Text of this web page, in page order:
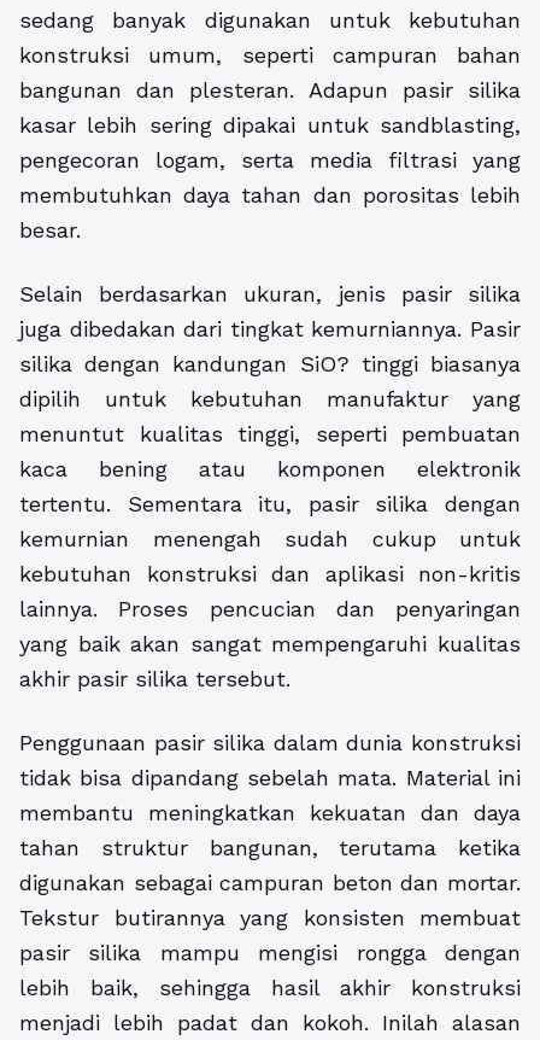
sedang banyak digunakan untuk kebutuhan
konstruksi umum, seperti campuran bahan
bangunan dan plesteran. Adapun pasir silika
kasar lebih sering dipakai untuk sandblasting,
pengecoran logam, serta media filtrasi yang
membutuhkan daya tahan dan porositas lebih
besar.
Selain berdasarkan ukuran, jenis pasir silika
juga dibedakan dari tingkat kemurniannya. Pasir
silika dengan kandungan SiO? tinggi biasanya
dipilih untuk kebutuhan manufaktur yang
menuntut kualitas tinggi, seperti pembuatan
kaca bening atau komponen elektronik
tertentu. Sementara itu, pasir silika dengan
kemurnian menengah sudah cukup untuk
kebutuhan konstruksi dan aplikasi non-kritis
lainnya. Proses pencucian dan penyaringan
yang baik akan sangat mempengaruhi kualitas
akhir pasir silika tersebut.
Penggunaan pasir silika dalam dunia konstruksi
tidak bisa dipandang sebelah mata. Material ini
membantu meningkatkan kekuatan dan daya
tahan struktur bangunan, terutama ketika
digunakan sebagai campuran beton dan mortar.
Tekstur butirannya yang konsisten membuat
pasir silika mampu mengisi rongga dengan
lebih baik, sehingga hasil akhir konstruksi
menjadi lebih padat dan kokoh. Inilah alasan